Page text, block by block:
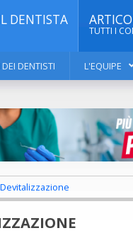
DENTISTA
TUTTI I
DENTISTI L'EQUIPE